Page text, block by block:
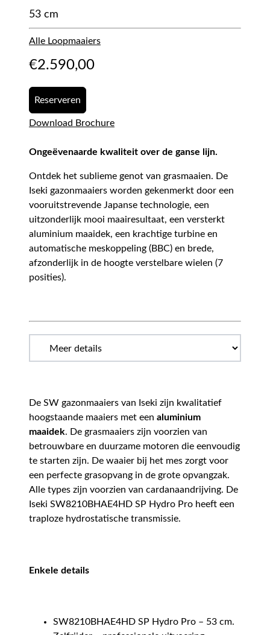
53 cm
Alle Loopmaaiers
€2.590,00
Reserveren
Download Brochure
Ongeëvenaarde kwaliteit over de ganse lijn.
Ontdek het sublieme genot van grasmaaien. De
Iseki gazonmaaiers worden gekenmerkt door een
vooruitstrevende Japanse technologie, een
uitzonderlijk mooi maairesultaat, een versterkt
aluminium maaidek, een krachtige turbine en
automatische meskoppeling (BBC) en brede,
afzonderlijk in de hoogte verstelbare wielen (7
posities).
De SW gazonmaaiers van Iseki zijn kwalitatief
hoogstaande maaiers met een aluminium
maaidek. De grasmaaiers zijn voorzien van
betrouwbare en duurzame motoren die eenvoudig
te starten zijn. De waaier bij het mes zorgt voor
een perfecte grasopvang in de grote opvangzak.
Alle types zijn voorzien van cardanaandrijving. De
Iseki SW8210BHAE4HD SP Hydro Pro heeft een
traploze hydrostatische transmissie.
Enkele details
SW8210BHAE4HD SP Hydro Pro – 53 cm.